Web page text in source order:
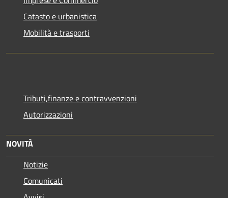
Catasto e urbanistica
Mobilità e trasporti
Tributi,finanze e contravvenzioni
Autorizzazioni
NOVITÀ
Notizie
Comunicati